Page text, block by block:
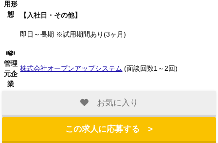
用形
態
【入社日・その他】
即日～長期 ※試用期間あり(3ヶ月)
管理
元企
業
株式会社オープンアップシステム (面談回数1～2回)
お気に入り
この求人に応募する >